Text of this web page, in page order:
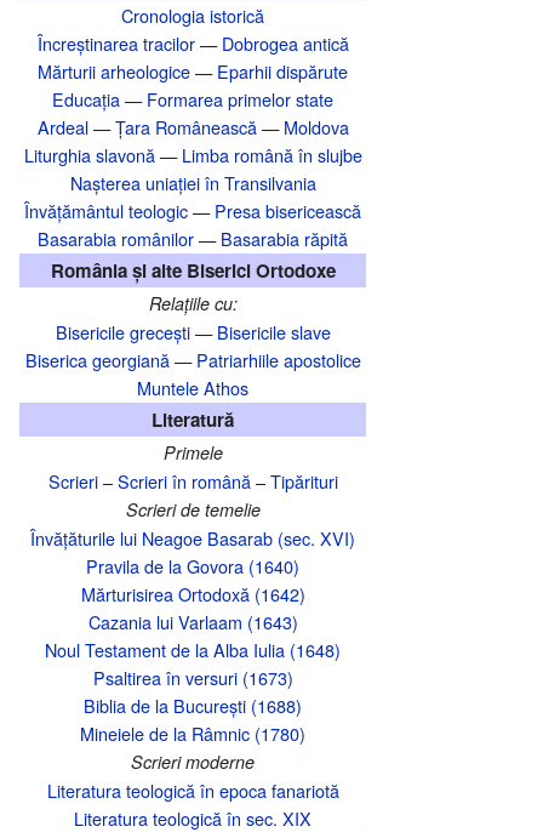
Cronologia istorică
Încreștinarea tracilor—Dobrogea antică
Mărturii arheologice—Eparhii dispărute
Educația—Formarea primelor state
Ardeal—Țara Românească—Moldova
Liturghia slavonă—Limba română în slujbe
Nașterea uniației în Transilvania‎
Învățământul teologic—Presa bisericească
Basarabia românilor—Basarabia răpită
România și alte Biserici Ortodoxe
Relațiile cu:
Bisericile grecești—Bisericile slave
Biserica georgiană—Patriarhiile apostolice
Muntele Athos
Literatură
Primele
Scrieri–Scrieri în română–Tipărituri
Scrieri de temelie
Învățăturile lui Neagoe Basarab (sec. XVI)
Pravila de la Govora (1640)
Mărturisirea Ortodoxă (1642)
Cazania lui Varlaam (1643)
Noul Testament de la Alba Iulia (1648)
Psaltirea în versuri (1673)
Biblia de la București (1688)
Mineiele de la Râmnic (1780)
Scrieri moderne
Literatura teologică în epoca fanariotă
Literatura teologică în sec. XIX